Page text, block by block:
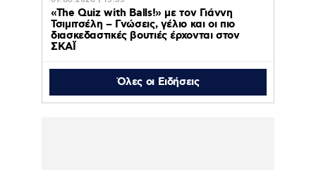
«The Quiz with Balls!» με τον Γιάννη
Τσιμιτσέλη – Γνώσεις, γέλιο και οι πιο
διασκεδαστικές βουτιές έρχονται στον
ΣΚΑΪ
Όλες οι Ειδήσεις